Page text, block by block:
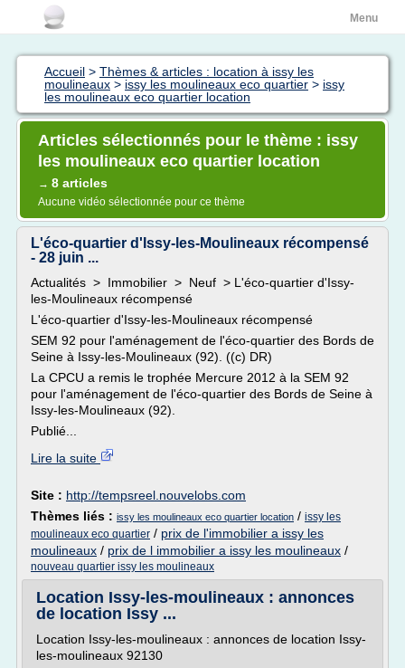
Menu
Accueil > Thèmes & articles : location à issy les
moulineaux > issy les moulineaux eco quartier > issy
les moulineaux eco quartier location
Articles sélectionnés pour le thème : issy
les moulineaux eco quartier location
→ 8 articles
Aucune vidéo sélectionnée pour ce thème
L'éco-quartier d'Issy-les-Moulineaux récompensé
- 28 juin ...
Actualités > Immobilier > Neuf > L'éco-quartier d'Issy-
les-Moulineaux récompensé
L'éco-quartier d'Issy-les-Moulineaux récompensé
SEM 92 pour l'aménagement de l'éco-quartier des Bords de
Seine à Issy-les-Moulineaux (92). ((c) DR)
La CPCU a remis le trophée Mercure 2012 à la SEM 92
pour l'aménagement de l'éco-quartier des Bords de Seine à
Issy-les-Moulineaux (92).
Publié...
Lire la suite
Site : http://tempsreel.nouvelobs.com
Thèmes liés : issy les moulineaux eco quartier location / issy les
moulineaux eco quartier / prix de l'immobilier a issy les
moulineaux / prix de l immobilier a issy les moulineaux /
nouveau quartier issy les moulineaux
Location Issy-les-moulineaux : annonces
de location Issy ...
Location Issy-les-moulineaux : annonces de location Issy-
les-moulineaux 92130